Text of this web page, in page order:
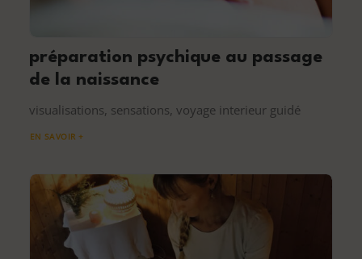
préparation psychique au passage
de la naissance
visualisations, sensations, voyage interieur guidé
EN SAVOIR +